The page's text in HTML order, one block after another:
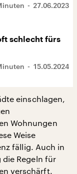
27.06.2023
schlecht fürs
15.05.2024
einschlagen,
Wohnungen
Weise
fällig. Auch in
die Regeln für
verschärft.